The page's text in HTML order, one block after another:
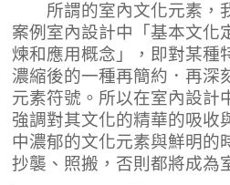
所謂的室內文化元素，
案例室內設計中「基本文化
煉和應用概念」，即對某種
濃縮後的一種再簡約．再深
元素符號。所以在室內設計
強調對其文化的精華的吸收
中濃郁的文化元素與鮮明的
抄襲、照搬，否則都將成為